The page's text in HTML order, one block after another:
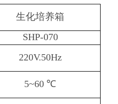
生化培养箱
SHP-070
220V.50Hz
5~60 ℃